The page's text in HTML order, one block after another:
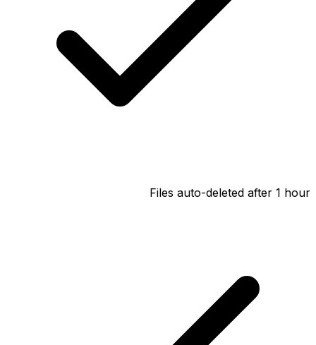
Files auto-deleted after 1 hour